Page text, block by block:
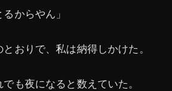
からやん」
おりで、私は納得しかけた。
も夜になると数えていた。